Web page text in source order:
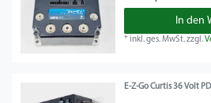
In den
*inkl. ges. MwSt.zzgl.
E-Z-Go Curtis 36 Volt